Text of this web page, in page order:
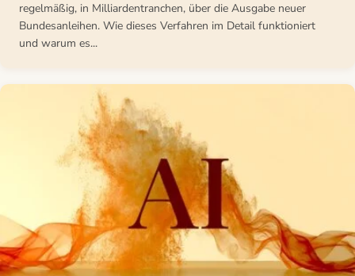
regelmäßig, in Milliardentranchen, über die Ausgabe neuer
Bundesanleihen. Wie dieses Verfahren im Detail funktioniert
und warum es...